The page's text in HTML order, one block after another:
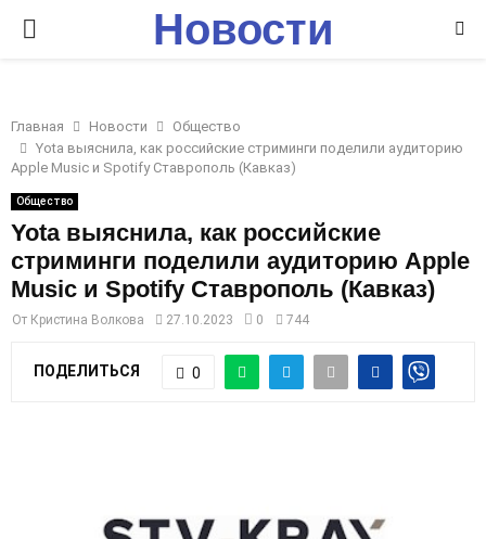
P
I
M
A
R
Y
Новости
Главная Новости
Общество
Yota выяснила, как российские стриминги поделили аудиторию
Apple Music и Spotify Ставрополь (Кавказ)
Общество
Yota выяснила, как российские
стриминги поделили аудиторию Apple
Music и Spotify Ставрополь (Кавказ)
От Кристина Волкова 27.10.2023 0 744
ПОДЕЛИТЬСЯ 0